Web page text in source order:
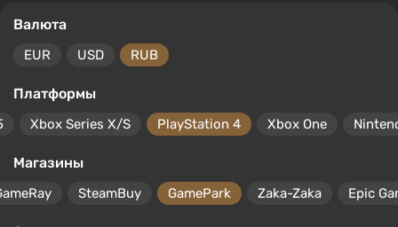
Валюта
EUR USD RUB
Платформы
Xbox Series X/S PlayStation 4 Xbox One
Магазины
SteamBuy GamePark Zaka-Zaka Epic